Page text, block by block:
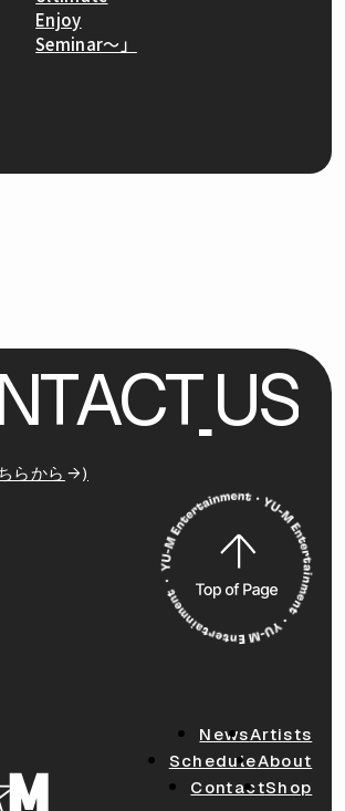
Enjoy
Seminar〜」
TACT US
らから )
NewsArtists
ScheduleAbout
ContactShop